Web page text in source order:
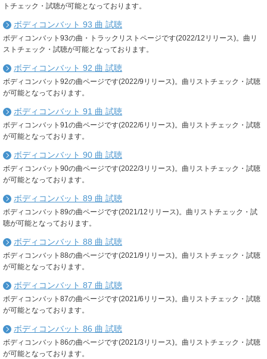
トチェック・試聴が可能となっております。
ボディコンバット 93 曲 試聴
ボディコンバット93の曲・トラックリストページです(2022/12リリース)。曲リ
ストチェック・試聴が可能となっております。
ボディコンバット 92 曲 試聴
ボディコンバット92の曲ページです(2022/9リリース)。曲リストチェック・試聴
が可能となっております。
ボディコンバット 91 曲 試聴
ボディコンバット91の曲ページです(2022/6リリース)。曲リストチェック・試聴
が可能となっております。
ボディコンバット 90 曲 試聴
ボディコンバット90の曲ページです(2022/3リリース)。曲リストチェック・試聴
が可能となっております。
ボディコンバット 89 曲 試聴
ボディコンバット89の曲ページです(2021/12リリース)。曲リストチェック・試
聴が可能となっております。
ボディコンバット 88 曲 試聴
ボディコンバット88の曲ページです(2021/9リリース)。曲リストチェック・試聴
が可能となっております。
ボディコンバット 87 曲 試聴
ボディコンバット87の曲ページです(2021/6リリース)。曲リストチェック・試聴
が可能となっております。
ボディコンバット 86 曲 試聴
ボディコンバット86の曲ページです(2021/3リリース)。曲リストチェック・試聴
が可能となっております。